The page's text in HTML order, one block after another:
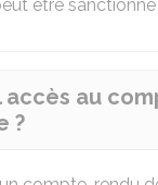
être
accès au
?